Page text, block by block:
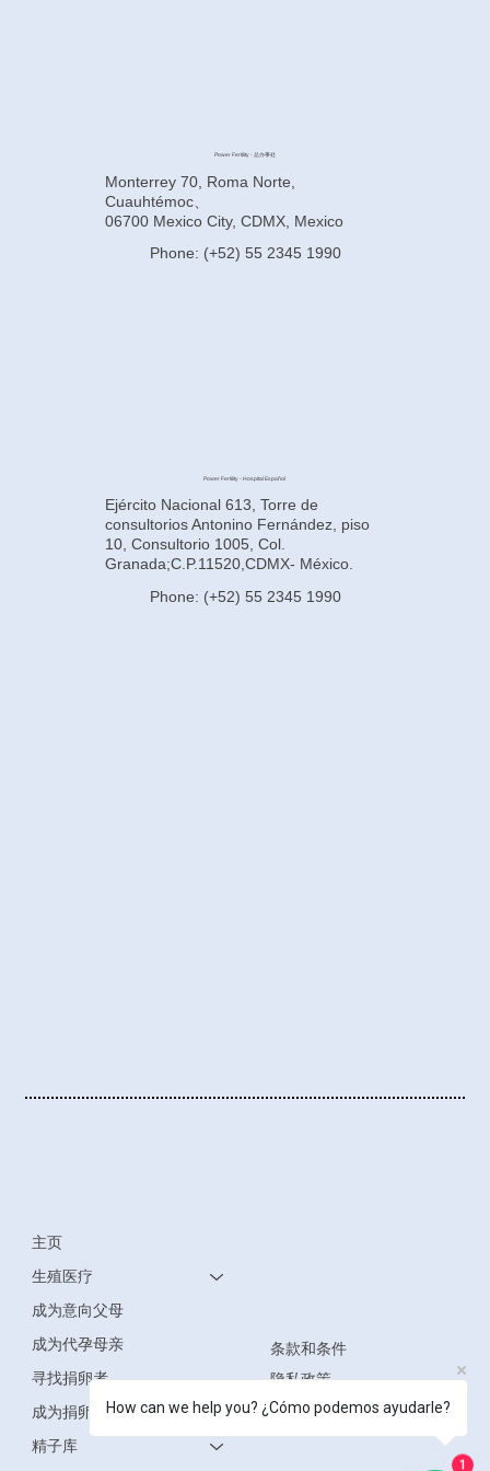
Power Fertility - 总办事处
Monterrey 70, Roma Norte,
Cuauhtémoc、
06700 Mexico City, CDMX, Mexico
Phone: (+52) 55 2345 1990
Power Fertility - Hospital Español
Ejército Nacional 613, Torre de
consultorios Antonino Fernández, piso
10, Consultorio 1005, Col.
Granada;C.P.11520,CDMX- México.
Phone: (+52) 55 2345 1990
主页
生殖医疗
成为意向父母
成为代孕母亲
寻找捐卵者
成为捐卵者
精子库
条款和条件
隐私政策
无障碍声明
How can we help you? ¿Cómo podemos ayudarle?